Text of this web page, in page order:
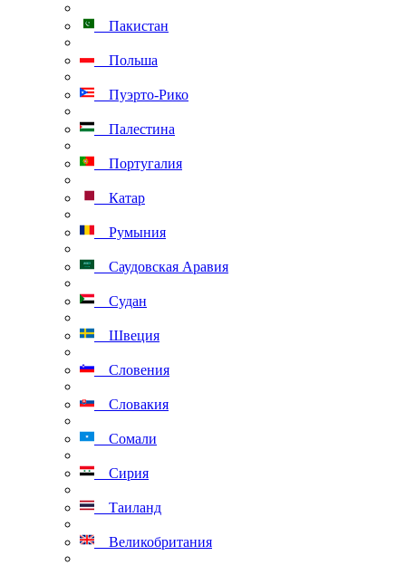
Пакистан
Польша
Пуэрто-Рико
Палестина
Португалия
Катар
Румыния
Саудовская Аравия
Судан
Швеция
Словения
Словакия
Сомали
Сирия
Таиланд
Великобритания